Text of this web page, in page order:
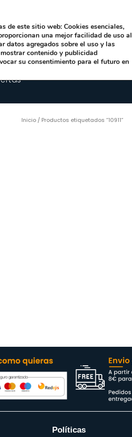
Inicio/ Productos etiquetados “10911”
Políticas
de este sitio web: Cookies esenciales,
una mejor facilidad de uso al
datos agregados sobre el uso y las
contenido y publicidad
su consentimiento para el futuro en